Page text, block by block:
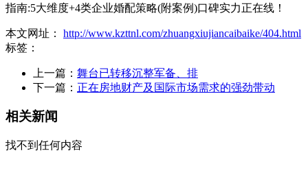
指南:5大维度+4类企业婚配策略(附案例)口碑实力正在线！
本文网址： http://www.kzttnl.com/zhuangxiujiancaibaike/404.html
标签：
上一篇： 舞台已转移沉整军备、排
下一篇： 正在房地财产及国际市场需求的强劲带动
相关新闻
找不到任何内容